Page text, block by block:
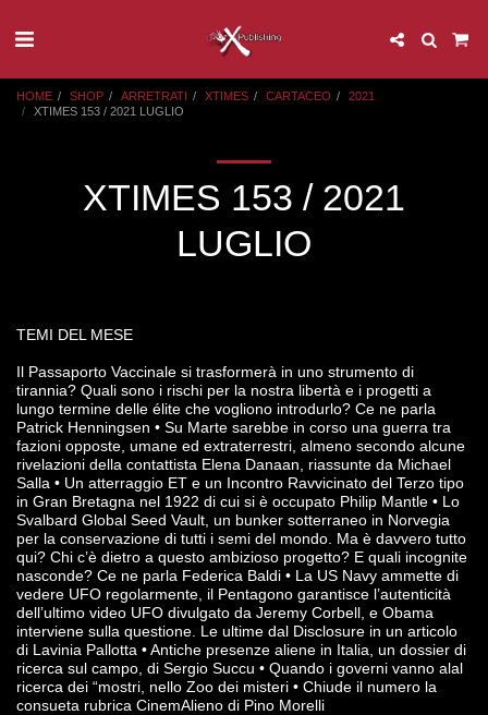
HOME SHOP ARRETRATI XTIMES CARTACEO
2021
XTIMES 153 / 2021 LUGLIO
XTIMES 153 / 2021
LUGLIO
TEMI DEL MESE
Il Passaporto Vaccinale si trasformerà in uno strumento di
tirannia? Quali sono i rischi per la nostra libertà e i progetti a
lungo termine delle élite che vogliono introdurlo? Ce ne parla
Patrick Henningsen • Su Marte sarebbe in corso una guerra tra
fazioni opposte, umane ed extraterrestri, almeno secondo alcune
rivelazioni della contattista Elena Danaan, riassunte da Michael
Salla • Un atterraggio ET e un Incontro Ravvicinato del Terzo tipo
in Gran Bretagna nel 1922 di cui si è occupato Philip Mantle • Lo
Svalbard Global Seed Vault, un bunker sotterraneo in Norvegia
per la conservazione di tutti i semi del mondo. Ma è davvero tutto
qui? Chi c’è dietro a questo ambizioso progetto? E quali incognite
nasconde? Ce ne parla Federica Baldi • La US Navy ammette di
vedere UFO regolarmente, il Pentagono garantisce l’autenticità
dell’ultimo video UFO divulgato da Jeremy Corbell, e Obama
interviene sulla questione. Le ultime dal Disclosure in un articolo
di Lavinia Pallotta • Antiche presenze aliene in Italia, un dossier di
ricerca sul campo, di Sergio Succu • Quando i governi vanno alal
ricerca dei “mostri, nello Zoo dei misteri • Chiude il numero la
consueta rubrica CinemAlieno di Pino Morelli